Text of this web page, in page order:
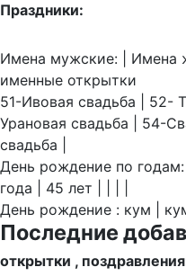
Праздники:
Имена мужские: | Имена
именные открытки
51-Ивовая свадьба | 52-
Урановая свадьба | 54-
свадьба |
День рождение по
года | 45 лет | | | |
День рождение : кум |
Последние
открытки ,